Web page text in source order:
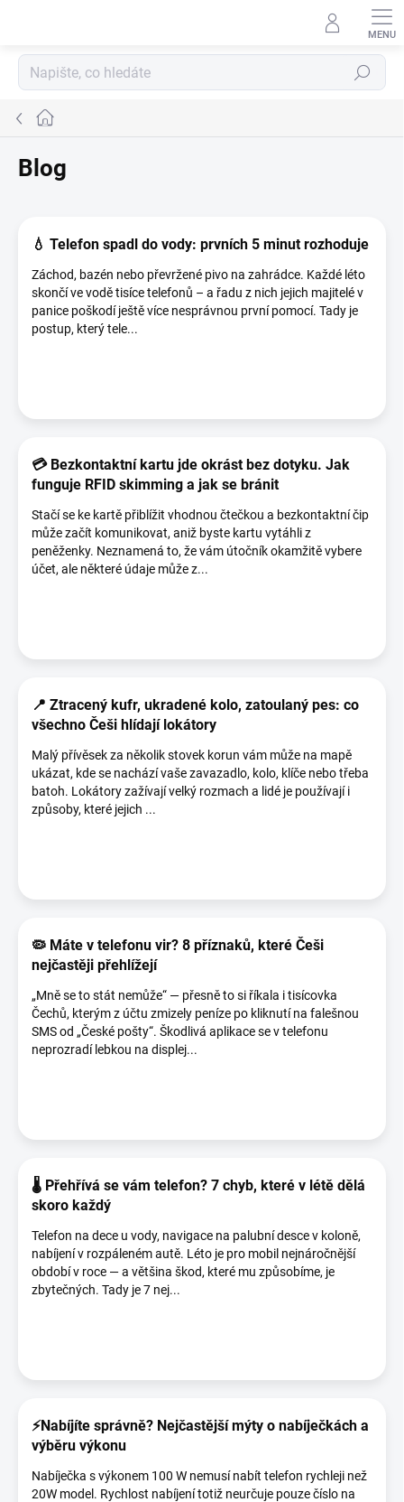
Hledat
Domů
Blog
💧 Telefon spadl do vody: prvních 5 minut rozhoduje
Záchod, bazén nebo převržené pivo na zahrádce. Každé léto
skončí ve vodě tisíce telefonů – a řadu z nich jejich majitelé v
panice poškodí ještě více nesprávnou první pomocí. Tady je
postup, který tele...
💳 Bezkontaktní kartu jde okrást bez dotyku. Jak
funguje RFID skimming a jak se bránit
Stačí se ke kartě přiblížit vhodnou čtečkou a bezkontaktní čip
může začít komunikovat, aniž byste kartu vytáhli z
peněženky. Neznamená to, že vám útočník okamžitě vybere
účet, ale některé údaje může z...
📍 Ztracený kufr, ukradené kolo, zatoulaný pes: co
všechno Češi hlídají lokátory
Malý přívěsek za několik stovek korun vám může na mapě
ukázat, kde se nachází vaše zavazadlo, kolo, klíče nebo třeba
batoh. Lokátory zažívají velký rozmach a lidé je používají i
způsoby, které jejich ...
🦠 Máte v telefonu vir? 8 příznaků, které Češi
nejčastěji přehlížejí
„Mně se to stát nemůže“ — přesně to si říkala i tisícovka
Čechů, kterým z účtu zmizely peníze po kliknutí na falešnou
SMS od „České pošty“. Škodlivá aplikace se v telefonu
neprozradí lebkou na displej...
🌡️ Přehřívá se vám telefon? 7 chyb, které v létě dělá
skoro každý
Telefon na dece u vody, navigace na palubní desce v koloně,
nabíjení v rozpáleném autě. Léto je pro mobil nejnáročnější
období v roce — a většina škod, které mu způsobíme, je
zbytečných. Tady je 7 nej...
⚡Nabíjíte správně? Nejčastější mýty o nabíječkách a
výběru výkonu
Nabíječka s výkonem 100 W nemusí nabít telefon rychleji než
20W model. Rychlost nabíjení totiž neurčuje pouze číslo na